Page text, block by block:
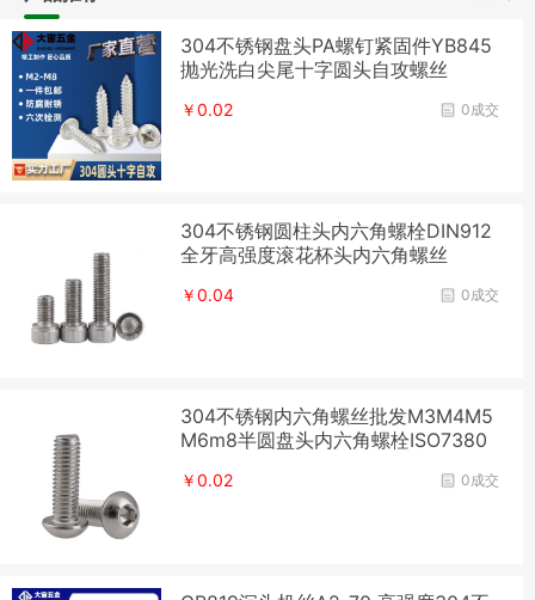
304不锈钢盘头PA螺钉紧固件YB845
抛光洗白尖尾十字圆头自攻螺丝
0成交
￥0.02
304不锈钢圆柱头内六角螺栓DIN912
全牙高强度滚花杯头内六角螺丝
0成交
￥0.04
304不锈钢内六角螺丝批发M3M4M5
M6m8半圆盘头内六角螺栓ISO7380
0成交
￥0.02